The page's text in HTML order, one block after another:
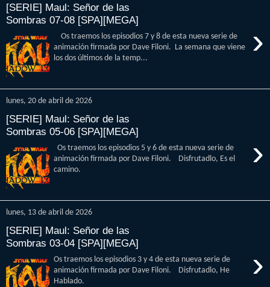
[SERIE] Maul: Señor de las
Sombras 07-08 [SPA][MEGA]
›
Os traemos los episodios 7 y 8 de esta nueva serie de
animación firmada por Dave Filoni. La semana que viene
los dos últimos de la temp...
lunes, 20 de abril de 2026
[SERIE] Maul: Señor de las
Sombras 05-06 [SPA][MEGA]
›
Os traemos los episodios 5 y 6 de esta nueva serie de
animación firmada por Dave Filoni. Disfrutadlo, Es el
camino.
lunes, 13 de abril de 2026
[SERIE] Maul: Señor de las
Sombras 03-04 [SPA][MEGA]
›
Os traemos los episodios 3 y 4 de esta nueva serie de
animación firmada por Dave Filoni. Disfrutadlo, He
Hablado.